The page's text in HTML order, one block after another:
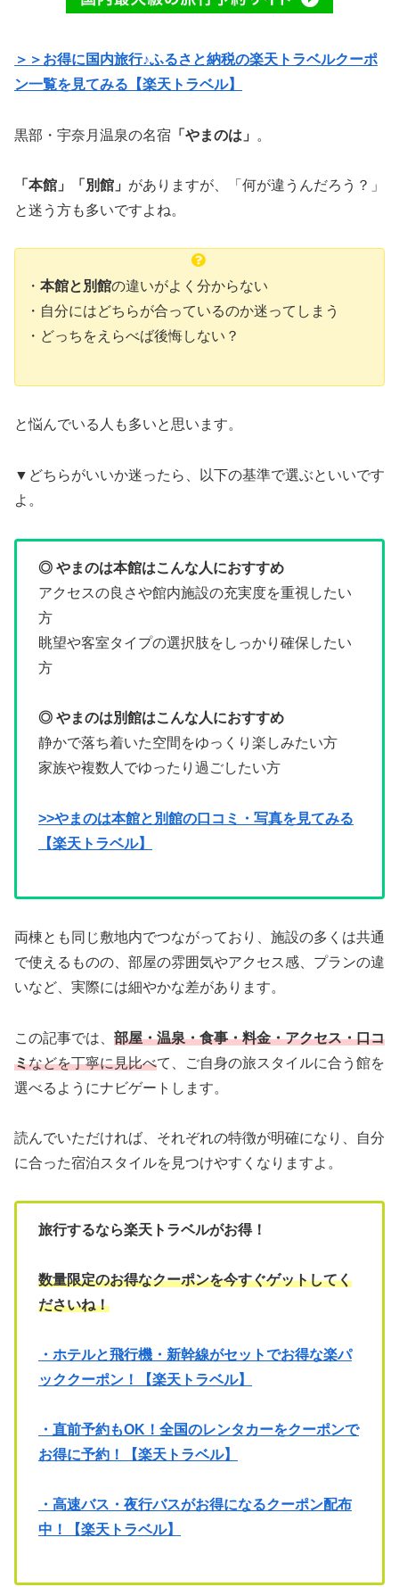
＞＞お得に国内旅行♪ふるさと納税の楽天トラベルクーポ
ン一覧を見てみる【楽天トラベル】
黒部・宇奈月温泉の名宿 「やまのは」 。
「本館」「別館」 がありますが、「何が違うんだろう？」
と迷う方も多いですよね。
・ 本館と別館の違いがよく分からない
・自分にはどちらが合っているのか迷ってしまう
・どっちをえらべば後悔しない？
と悩んでいる人も多いと思います。
▼どちらがいいか迷ったら、以下の基準で選ぶといいです
よ。
◎ やまのは本館はこんな人におすすめ
アクセスの良さや館内施設の充実度を重視したい
方
眺望や客室タイプの選択肢をしっかり確保したい
方
◎ やまのは別館はこんな人におすすめ
静かで落ち着いた空間をゆっくり楽しみたい方
家族や複数人でゆったり過ごしたい方
>>やまのは本館と別館の口コミ・写真を見てみる
【楽天トラベル】
両棟とも同じ敷地内でつながっており、施設の多くは共通
で使えるものの、部屋の雰囲気やアクセス感、プランの違
いなど、実際には細やかな差があります。
この記事では、 部屋・温泉・食事・料金・アクセス・口コ
ミなどを丁寧に見比べて、ご自身の旅スタイルに合う館を
選べるようにナビゲートします。
読んでいただければ、それぞれの特徴が明確になり、自分
に合った宿泊スタイルを見つけやすくなりますよ。
旅行するなら楽天トラベルがお得！
数量限定のお得なクーポンを今すぐゲットしてく
ださいね！
・ホテルと飛行機・新幹線がセットでお得な楽パ
ッククーポン！【楽天トラベル】
・直前予約もOK！全国のレンタカーをクーポンで
お得に予約！【楽天トラベル】
・高速バス・夜行バスがお得になるクーポン配布
中！【楽天トラベル】